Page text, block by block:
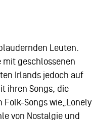
Leuten.
mit geschlossenen
Irlands jedoch auf
ihren Songs, die
Folk-Songs wie„Lonely
von Nostalgie und